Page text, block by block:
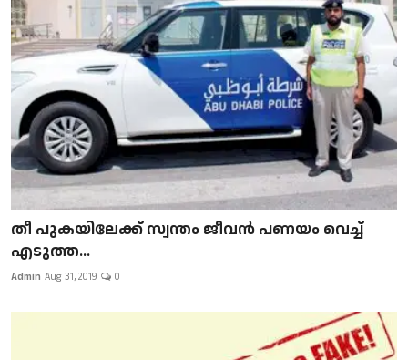
​​​​​​​തീ പുകയിലേക്ക് സ്വന്തം ജീവന്‍ പണയം വെച്ച്
എടുത്ത...
Admin Aug 31, 2019 0